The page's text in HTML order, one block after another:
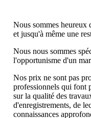
Nous sommes heureux
et jusqu'à même une
Nous nous sommes
l'opportunisme d'un
Nos prix ne sont pas
professionnels qui font
sur la qualité des
d'enregistrements, de
connaissances